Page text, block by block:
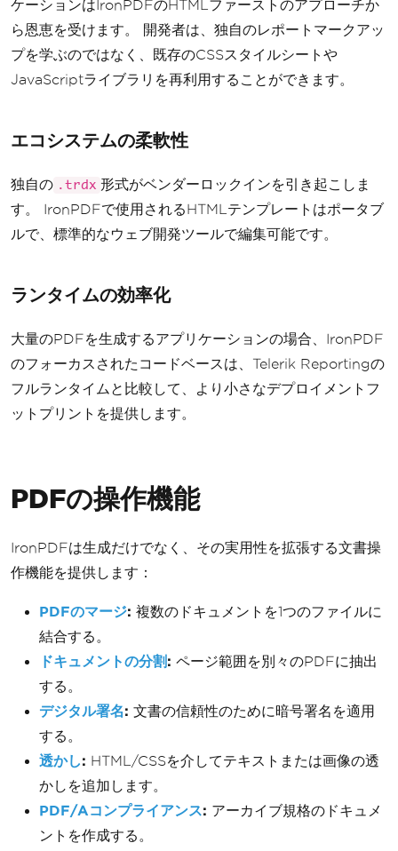
ケーションはIronPDFのHTMLファーストのアプローチか
ら恩恵を受けます。 開発者は、独自のレポートマークアッ
プを学ぶのではなく、既存のCSSスタイルシートや
JavaScriptライブラリを再利用することができます。
エコシステムの柔軟性
独自の .trdx 形式がベンダーロックインを引き起こしま
す。 IronPDFで使用されるHTMLテンプレートはポータブ
ルで、標準的なウェブ開発ツールで編集可能です。
ランタイムの効率化
大量のPDFを生成するアプリケーションの場合、IronPDF
のフォーカスされたコードベースは、Telerik Reportingの
フルランタイムと比較して、より小さなデプロイメントフ
ットプリントを提供します。
PDFの操作機能
IronPDFは生成だけでなく、その実用性を拡張する文書操
作機能を提供します：
PDFのマージ: 複数のドキュメントを1つのファイルに
結合する。
ドキュメントの分割: ページ範囲を別々のPDFに抽出
する。
デジタル署名: 文書の信頼性のために暗号署名を適用
する。
透かし: HTML/CSSを介してテキストまたは画像の透
かしを追加します。
PDF/Aコンプライアンス: アーカイブ規格のドキュメ
ントを作成する。